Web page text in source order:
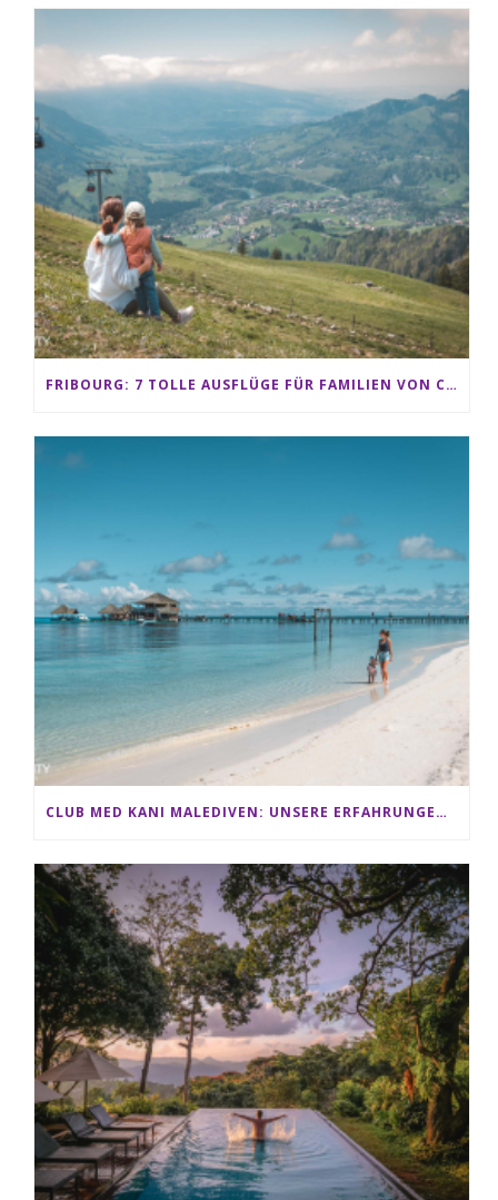
FRIBOURG: 7 TOLLE AUSFLÜGE FÜR FAMILIEN VON CHARMEY BIS LES PACCOTS
CLUB MED KANI MALEDIVEN: UNSERE ERFAHRUNGEN IM ALL-INCLUSIVE PARADIES